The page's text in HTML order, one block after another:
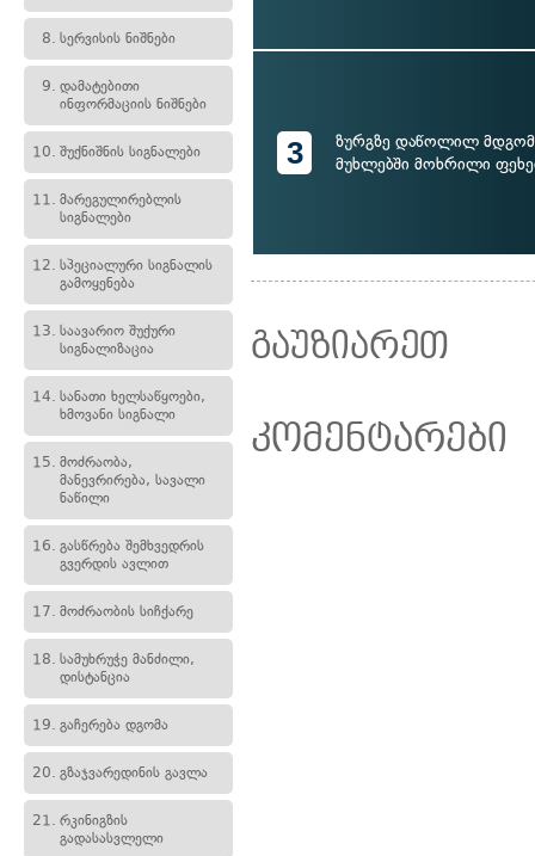
8. სერვისის ნიშნები
9. დამატებითი
ინფორმაციის ნიშნები
10. შუქნიშნის სიგნალები
11. მარეგულირებლის
სიგნალები
12. სპეციალური სიგნალის
გამოყენება
13. საავარიო შუქური
სიგნალიზაცია
14. სანათი ხელსაწყოები,
ხმოვანი სიგნალი
15. მოძრაობა,
მანევრირება, სავალი
ნაწილი
16. გასწრება შემხვედრის
გვერდის ავლით
17. მოძრაობის სიჩქარე
18. სამუხრუჭე მანძილი,
დისტანცია
19. გაჩერება დგომა
20. გზაჯვარედინის გავლა
21. რკინიგზის
გადასასვლელი
3
ზურგზე დაწოლილ
მუხლებში მოხრილი
გაუზიარეთ
კომენტარები